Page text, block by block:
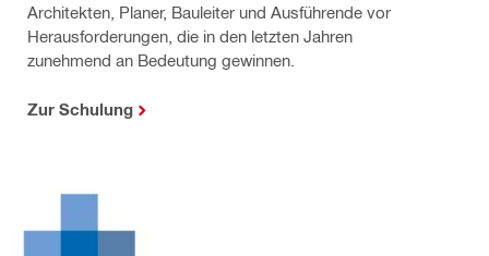
Architekten, Planer, Bauleiter und Ausführende vor
Herausforderungen, die in den letzten Jahren
zunehmend an Bedeutung gewinnen.
Zur Schulung